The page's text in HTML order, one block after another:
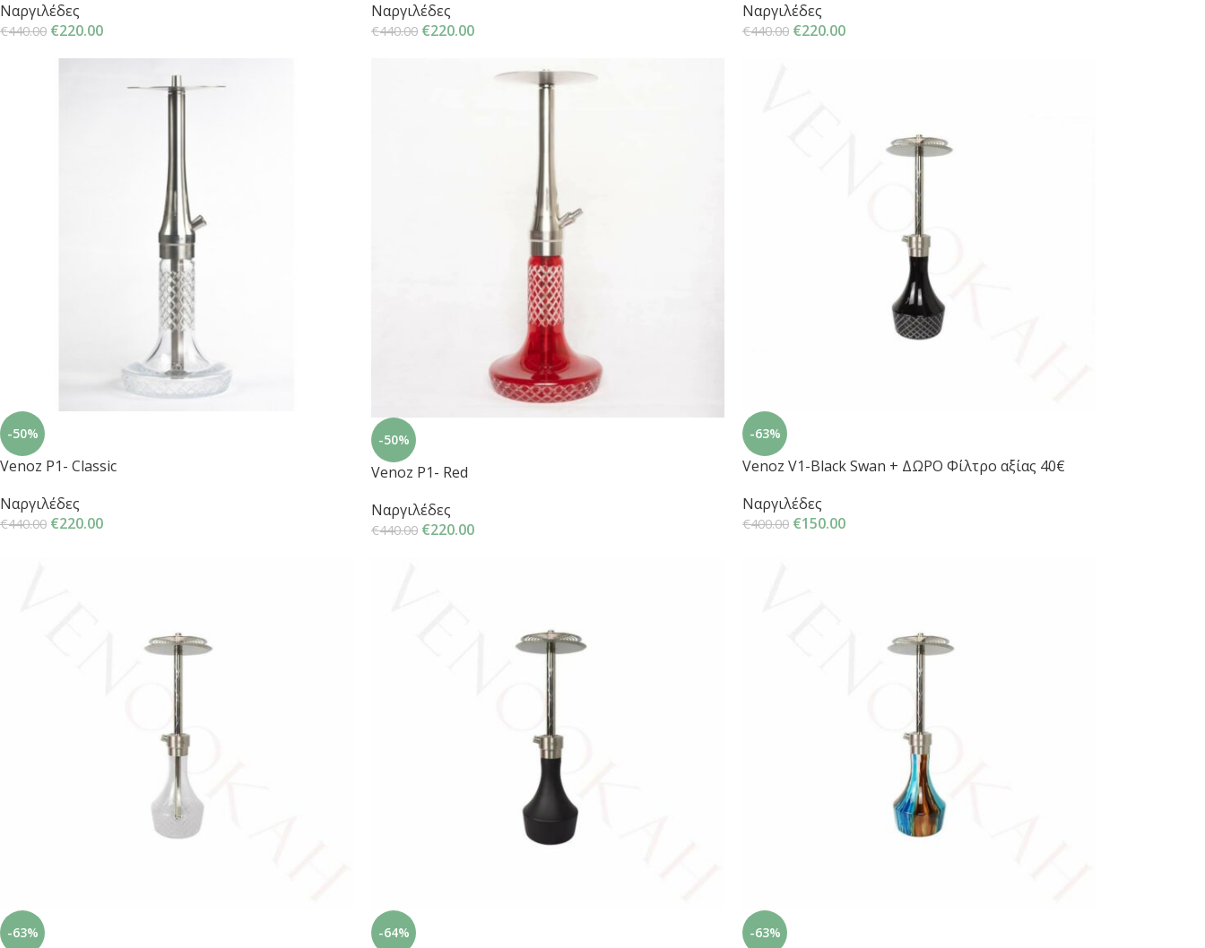
Ναργιλέδες
€440.00 €220.00
Ναργιλέδες
€440.00 €220.00
Ναργιλέδες
€440.00 €220.00
-50%
Venoz P1- Classic
Ναργιλέδες
€440.00 €220.00
-50%
Venoz P1- Red
Ναργιλέδες
€440.00 €220.00
-63%
Venoz V1-Black Swan + ΔΩΡΟ Φίλτρο αξίας 40€
Ναργιλέδες
€400.00 €150.00
-63% -64% -63%